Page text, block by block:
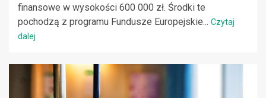
finansowe w wysokości 600 000 zł. Środki te
pochodzą z programu Fundusze Europejskie... Czytaj
dalej